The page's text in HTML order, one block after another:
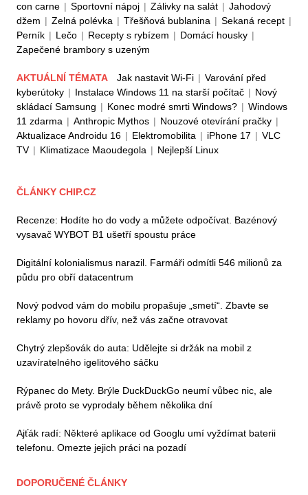
con carne | Sportovní nápoj | Zálivky na salát | Jahodový
džem | Zelná polévka | Třešňová bublanina | Sekaná recept |
Perník | Lečo | Recepty s rybízem | Domácí housky |
Zapečené brambory s uzeným
AKTUÁLNÍ TÉMATA Jak nastavit Wi-Fi | Varování před
kyberútoky | Instalace Windows 11 na starší počítač | Nový
skládací Samsung | Konec modré smrti Windows? | Windows
11 zdarma | Anthropic Mythos | Nouzové otevírání pračky |
Aktualizace Androidu 16 | Elektromobilita | iPhone 17 | VLC
TV | Klimatizace Maoudegola | Nejlepší Linux
ČLÁNKY CHIP.CZ
Recenze: Hodíte ho do vody a můžete odpočívat. Bazénový
vysavač WYBOT B1 ušetří spoustu práce
Digitální kolonialismus narazil. Farmáři odmítli 546 milionů za
půdu pro obří datacentrum
Nový podvod vám do mobilu propašuje „smetí“. Zbavte se
reklamy po hovoru dřív, než vás začne otravovat
Chytrý zlepšovák do auta: Udělejte si držák na mobil z
uzavíratelného igelitového sáčku
Rýpanec do Mety. Brýle DuckDuckGo neumí vůbec nic, ale
právě proto se vyprodaly během několika dní
Ajťák radí: Některé aplikace od Googlu umí vyždímat baterii
telefonu. Omezte jejich práci na pozadí
DOPORUČENÉ ČLÁNKY